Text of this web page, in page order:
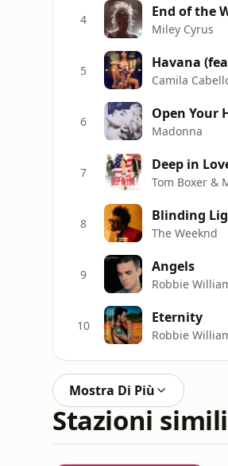
4 End of the
Miley Cyrus
5 Havana
Camila
6 Open Your
Madonna
7 Deep in
Tom Boxer &
8 Blinding
The Weeknd
9 Angels
Robbie
10 Eternity
Robbie
Mostra Di Più
Stazioni simili